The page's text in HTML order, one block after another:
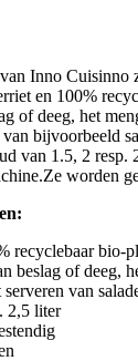
Inno Cuisinno
en 100%
of deeg, het
bijvoorbeeld
van 1.5, 2 resp.
worden
recyclebaar bio-
beslag of deeg,
van
2,5 liter